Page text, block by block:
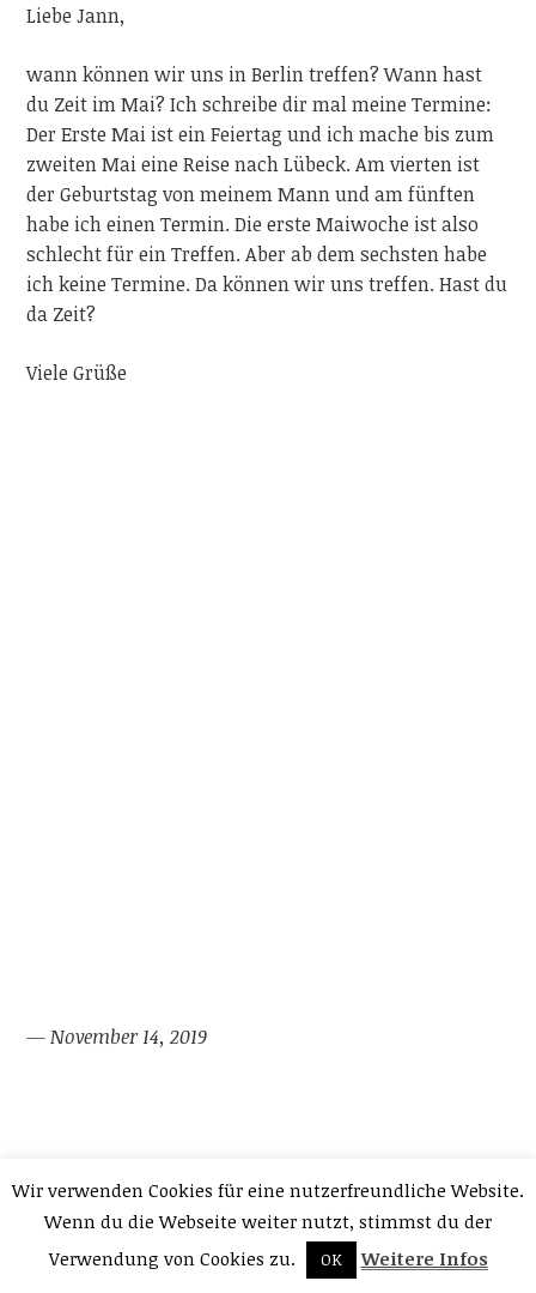
Liebe Jann,
wann können wir uns in Berlin treffen? Wann hast
du Zeit im Mai? Ich schreibe dir mal meine Termine:
Der Erste Mai ist ein Feiertag und ich mache bis zum
zweiten Mai eine Reise nach Lübeck. Am vierten ist
der Geburtstag von meinem Mann und am fünften
habe ich einen Termin. Die erste Maiwoche ist also
schlecht für ein Treffen. Aber ab dem sechsten habe
ich keine Termine. Da können wir uns treffen. Hast du
da Zeit?
Viele Grüße
— November 14, 2019
←OLDER POSTS NEWER POSTS→
Wir verwenden Cookies für eine nutzerfreundliche Website.
Wenn du die Webseite weiter nutzt, stimmst du der
Verwendung von Cookies zu.
OK Weitere Infos